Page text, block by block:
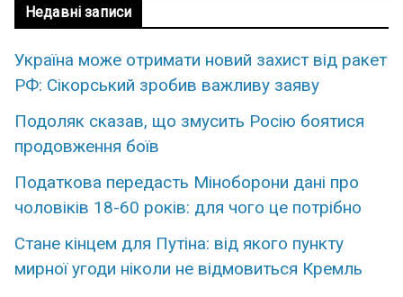
Недавні записи
Україна може отримати новий захист від ракет
РФ: Сікорський зробив важливу заяву
Подоляк сказав, що змусить Росію боятися
продовження боїв
Податкова передасть Міноборони дані про
чоловіків 18-60 років: для чого це потрібно
Стане кінцем для Путіна: від якого пункту
мирної угоди ніколи не відмовиться Кремль